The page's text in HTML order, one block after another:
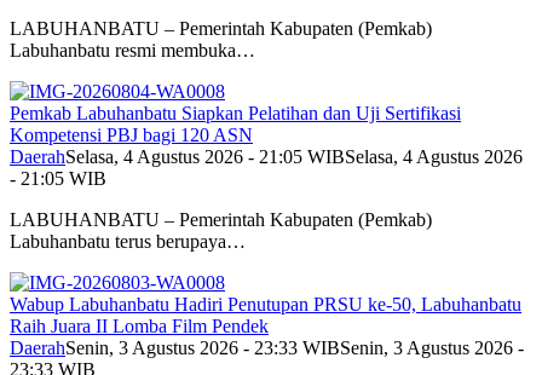
LABUHANBATU – Pemerintah Kabupaten (Pemkab)
Labuhanbatu resmi membuka…
Pemkab Labuhanbatu Siapkan Pelatihan dan Uji Sertifikasi
Kompetensi PBJ bagi 120 ASN
DaerahSelasa, 4 Agustus 2026 - 21:05 WIBSelasa, 4 Agustus 2026
- 21:05 WIB
LABUHANBATU – Pemerintah Kabupaten (Pemkab)
Labuhanbatu terus berupaya…
Wabup Labuhanbatu Hadiri Penutupan PRSU ke-50, Labuhanbatu
Raih Juara II Lomba Film Pendek
DaerahSenin, 3 Agustus 2026 - 23:33 WIBSenin, 3 Agustus 2026 -
23:33 WIB